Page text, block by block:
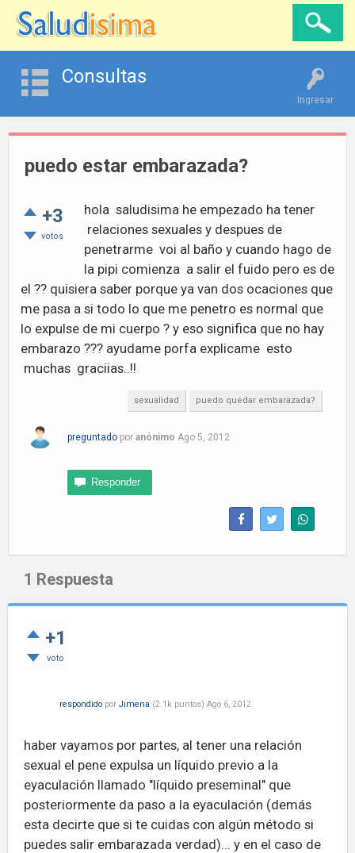
Ingresar
Consultas
puedo estar embarazada?
+3
votos
hola saludisima he empezado ha tener
relaciones sexuales y despues de
penetrarme voi al baño y cuando hago de
la pipi comienza a salir el fuido pero es de
el ?? quisiera saber porque ya van dos ocaciones que
me pasa a si todo lo que me penetro es normal que
lo expulse de mi cuerpo ? y eso significa que no hay
embarazo ??? ayudame porfa explicame esto
muchas graciias..!!
sexualidad puedo quedar embarazada?
preguntado por anónimo Ago 5, 2012
1 Respuesta
+1
voto
respondido por Jimena (2.1k puntos) Ago 6, 2012
haber vayamos por partes, al tener una relación
sexual el pene expulsa un líquido previo a la
eyaculación llamado "líquido preseminal" que
posteriormente da paso a la eyaculación (demás
esta decirte que si te cuidas con algún método si
puedes salir embarazada verdad)... y en el caso de